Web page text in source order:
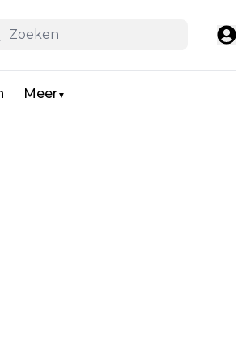
Meer▼